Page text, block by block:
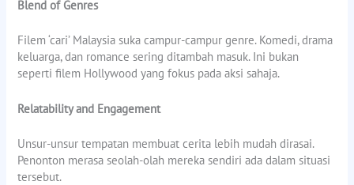
Blend of Genres
Filem ‘cari’ Malaysia suka campur-campur genre. Komedi, drama
keluarga, dan romance sering ditambah masuk. Ini bukan
seperti filem Hollywood yang fokus pada aksi sahaja.
Relatability and Engagement
Unsur-unsur tempatan membuat cerita lebih mudah dirasai.
Penonton merasa seolah-olah mereka sendiri ada dalam situasi
tersebut.